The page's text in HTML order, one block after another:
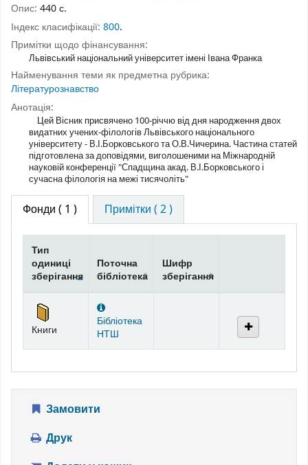
Опис: 440 с.
Індекс класифікації: 800.
Примітки щодо фінансування:
Львівський національний університет імені Івана Франка
Найменування теми як предметна рубрика:
Літературознавство
Анотація:
Цей Вісник присвячено 100-річчю від дня народження двох
видатних учених-філологів Львівського національного
університету - В.І.Борковського та О.В.Чичерина. Частина статей
підготовлена за доповідями, виголошеними на Міжнародній
науковій конференції "Спадщина акад. В.І.Борковського і
сучасна філологія на межі тисячоліть"
Фонди ( 1 ) Примітки ( 2 )
Фонди
Тип
одиниці
зберігання
Поточна
бібліотека
Шифр
зберігання
Книги
Бібліотека
НТШ
Замовити
Друк